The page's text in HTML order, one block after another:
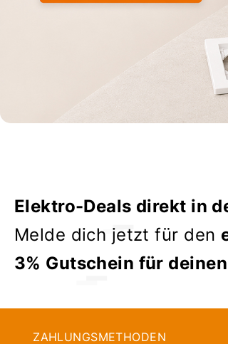
Elektro-Deals direkt in
Melde dich jetzt für den
3% Gutschein für
ZAHLUNGSMETHODEN